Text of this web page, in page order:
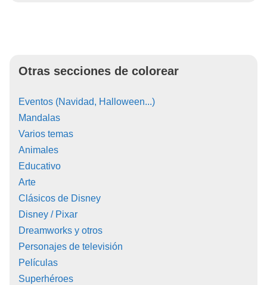
Otras secciones de colorear
Eventos (Navidad, Halloween...)
Mandalas
Varios temas
Animales
Educativo
Arte
Clásicos de Disney
Disney / Pixar
Dreamworks y otros
Personajes de televisión
Películas
Superhéroes